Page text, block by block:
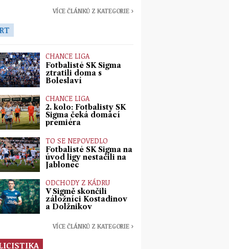
VÍCE ČLÁNKŮ Z KATEGORIE ›
CHANCE LIGA
Fotbalisté SK Sigma
ztratili doma s
Boleslaví
CHANCE LIGA
2. kolo: Fotbalisty SK
Sigma čeká domácí
premiéra
TO SE NEPOVEDLO
Fotbalisté SK Sigma na
úvod ligy nestačili na
Jablonec
ODCHODY Z KÁDRU
V Sigmě skončili
záložníci Kostadinov
a Dolžnikov
VÍCE ČLÁNKŮ Z KATEGORIE ›